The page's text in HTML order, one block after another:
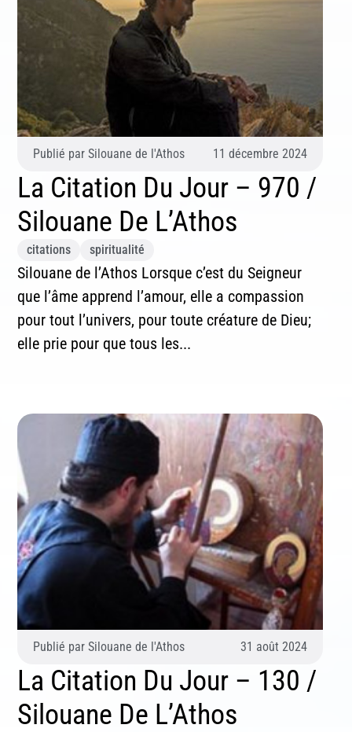
Publié par Silouane de l'Athos 11 décembre 2024
La Citation Du Jour – 970 /
Silouane De L’Athos
citations spiritualité
Silouane de l’Athos Lorsque c’est du Seigneur
que l’âme apprend l’amour, elle a compassion
pour tout l’univers, pour toute créature de Dieu;
elle prie pour que tous les...
Publié par Silouane de l'Athos 31 août 2024
La Citation Du Jour – 130 /
Silouane De L’Athos
Inscription News Letter
Si vous souhaitez recevoir nos dernières actualités,
veuillez indiquer ci-dessous votre adresse mail.